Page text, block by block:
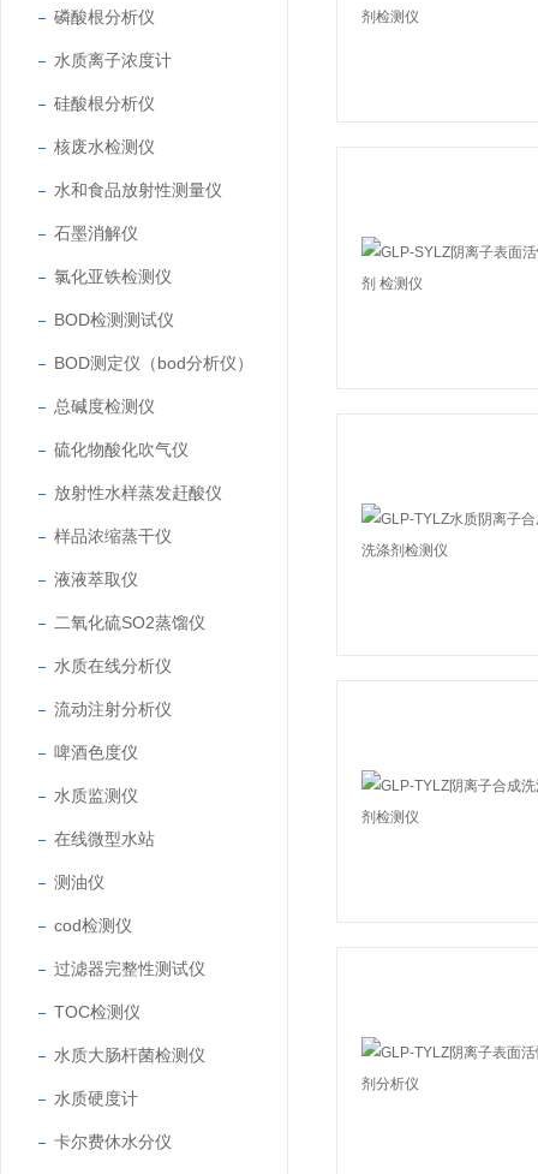
磷酸根分析仪
水质离子浓度计
硅酸根分析仪
核废水检测仪
水和食品放射性测量仪
石墨消解仪
氯化亚铁检测仪
BOD检测测试仪
BOD测定仪（bod分析仪）
总碱度检测仪
硫化物酸化吹气仪
放射性水样蒸发赶酸仪
样品浓缩蒸干仪
液液萃取仪
二氧化硫SO2蒸馏仪
水质在线分析仪
流动注射分析仪
啤酒色度仪
水质监测仪
在线微型水站
测油仪
cod检测仪
过滤器完整性测试仪
TOC检测仪
水质大肠杆菌检测仪
水质硬度计
卡尔费休水分仪